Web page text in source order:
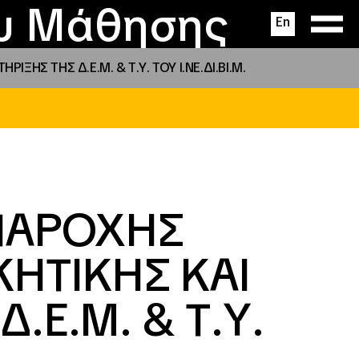
Μάθησης En
ΤΗΣ Δ.Ε.Μ. & Τ.Υ. ΤΟΥ Ι.ΝΕ.ΔΙ.ΒΙ.Μ.
ΚΑΙ
& Τ.Υ.